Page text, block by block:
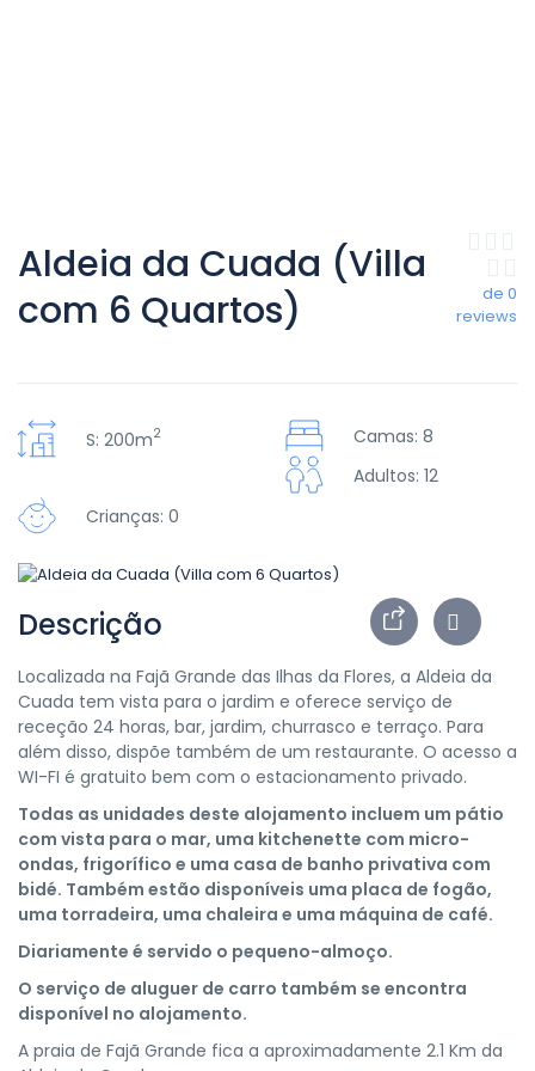
Aldeia da Cuada (Villa
com 6 Quartos)
de 0
reviews
S: 200m2
Camas: 8
Adultos: 12
Crianças: 0
Descrição
Localizada na Fajã Grande das Ilhas da Flores, a Aldeia da
Cuada tem vista para o jardim e oferece serviço de
receção 24 horas, bar, jardim, churrasco e terraço. Para
além disso, dispõe também de um restaurante. O acesso a
WI-FI é gratuito bem com o estacionamento privado.
Todas as unidades deste alojamento incluem um pátio
com vista para o mar, uma kitchenette com micro-
ondas, frigorífico e uma casa de banho privativa com
bidé. Também estão disponíveis uma placa de fogão,
uma torradeira, uma chaleira e uma máquina de café.
Diariamente é servido o pequeno-almoço.
O serviço de aluguer de carro também se encontra
disponível no alojamento.
A praia de Fajã Grande fica a aproximadamente 2.1 Km da